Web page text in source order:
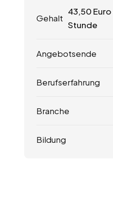
Gehalt
43,50 Euro
Stunde
Angebotsende
Berufserfahrung
Branche
Bildung